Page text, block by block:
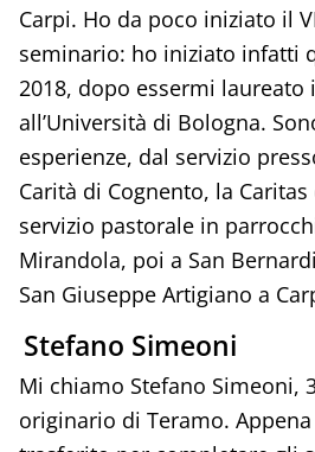
Carpi. Ho da poco iniziato il
seminario: ho iniziato infatti
2018, dopo essermi laureato
all’Università di Bologna.
esperienze, dal servizio
Carità di Cognento, la Caritas
servizio pastorale in
Mirandola, poi a San
San Giuseppe Artigiano a
Stefano Simeoni
Mi chiamo Stefano Simeoni,
originario di Teramo.